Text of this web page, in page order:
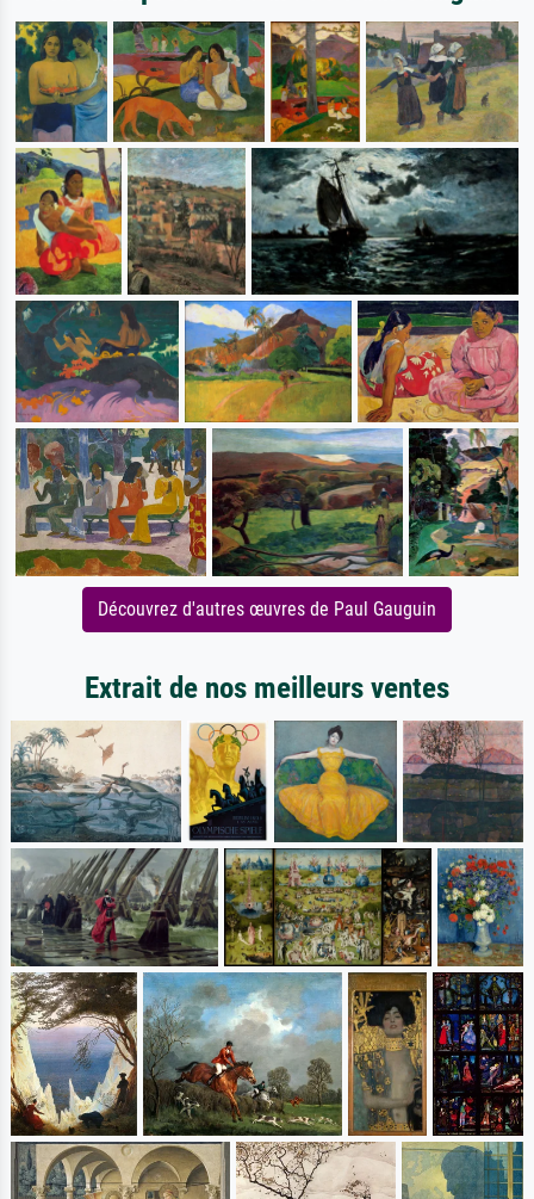
Découvrez d'autres œuvres de Paul Gauguin
Extrait de nos meilleurs ventes